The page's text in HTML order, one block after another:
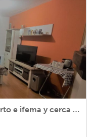
Alojamiento a 6 min de aeropuerto e ifema y cerca de wanda metropolitano